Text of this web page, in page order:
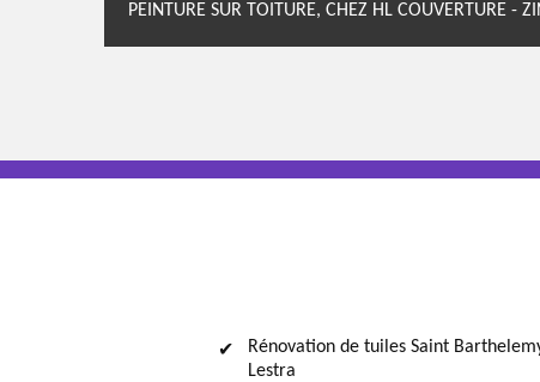
PEINTURE SUR TOITURE, CHEZ HL COUVERTURE -
Rénovation de tuiles Saint
Lestra